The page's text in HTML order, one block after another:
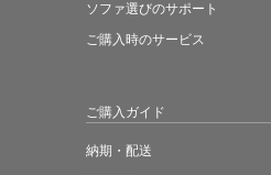
ソファ選びのサポート
ご購入時のサービス
ご購入ガイド
納期・配送